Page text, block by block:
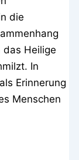
die
Heilige
In
Erinnerung
Menschen